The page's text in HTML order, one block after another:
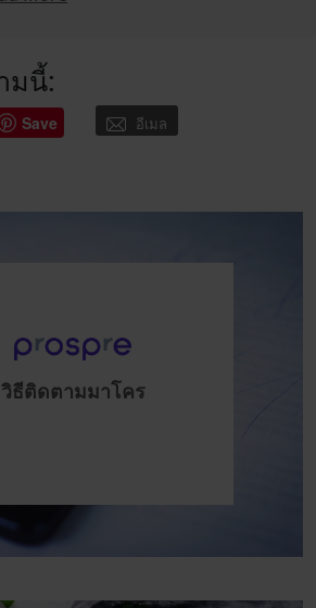
มนี้:
Save อีเมล
วิธีติดตามมาโคร